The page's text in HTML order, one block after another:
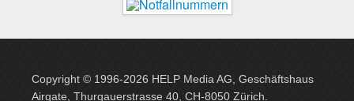
Copyright © 1996-2026 HELP Media AG, Geschäftshaus
Airgate, Thurgauer­strasse 40, CH-8050 Zürich.